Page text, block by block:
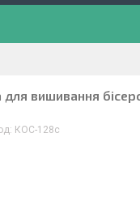
для вишивання
КОС-128с